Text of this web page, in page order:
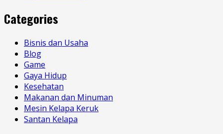
Categories
Bisnis dan Usaha
Blog
Game
Gaya Hidup
Kesehatan
Makanan dan Minuman
Mesin Kelapa Keruk
Santan Kelapa